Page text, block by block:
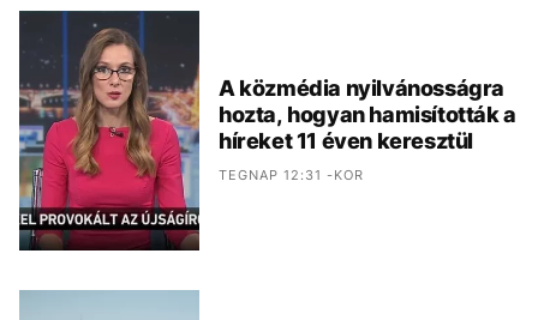
A közmédia nyilvánosságra
hozta, hogyan hamisították a
híreket 11 éven keresztül
TEGNAP 12:31 -KOR